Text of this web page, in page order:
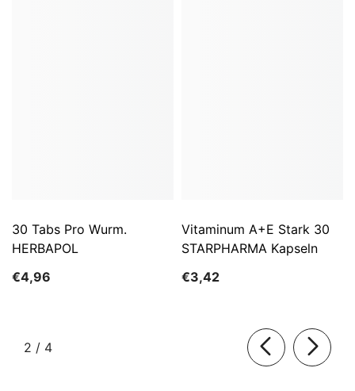
30 Tabs Pro Wurm.
HERBAPOL
€4,96
Vitaminum A+E Stark 30
STARPHARMA Kapseln
€3,42
2 / von
4